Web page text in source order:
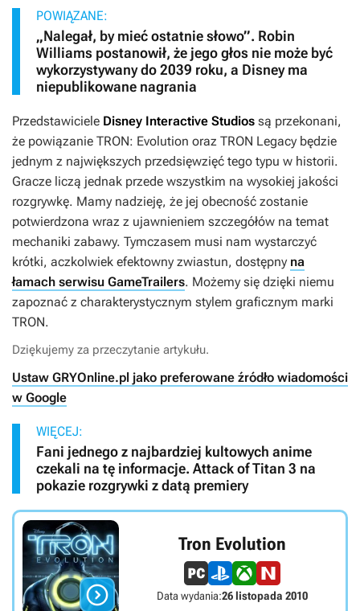
POWIĄZANE:
„Nalegał, by mieć ostatnie słowo”. Robin
Williams postanowił, że jego głos nie może być
wykorzystywany do 2039 roku, a Disney ma
niepublikowane nagrania
Przedstawiciele Disney Interactive Studios są przekonani,
że powiązanie TRON: Evolution oraz TRON Legacy będzie
jednym z największych przedsięwzięć tego typu w historii.
Gracze liczą jednak przede wszystkim na wysokiej jakości
rozgrywkę. Mamy nadzieję, że jej obecność zostanie
potwierdzona wraz z ujawnieniem szczegółów na temat
mechaniki zabawy. Tymczasem musi nam wystarczyć
krótki, aczkolwiek efektowny zwiastun, dostępny na
łamach serwisu GameTrailers. Możemy się dzięki niemu
zapoznać z charakterystycznym stylem graficznym marki
TRON.
Dziękujemy za przeczytanie artykułu.
Ustaw GRYOnline.pl jako preferowane źródło wiadomości
w Google
WIĘCEJ:
Fani jednego z najbardziej kultowych anime
czekali na tę informacje. Attack of Titan 3 na
pokazie rozgrywki z datą premiery

Tron Evolution
Data wydania:26 listopada 2010